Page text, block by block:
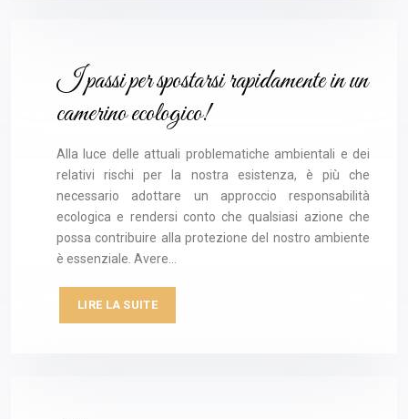
I passi per spostarsi rapidamente in un
camerino ecologico!
Alla luce delle attuali problematiche ambientali e dei
relativi rischi per la nostra esistenza, è più che
necessario adottare un approccio responsabilità
ecologica e rendersi conto che qualsiasi azione che
possa contribuire alla protezione del nostro ambiente
è essenziale. Avere…
LIRE LA SUITE